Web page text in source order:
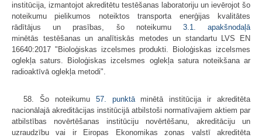
institūcija, izmantojot akreditētu testēšanas laboratoriju un ievērojot šo
noteikumu pielikumos noteiktos transporta enerģijas kvalitātes
rādītājus un prasības, šo noteikumu 3.1. apakšnodaļā
minētās testēšanas un analītiskās metodes un standartu LVS EN
16640:2017 "Bioloģiskas izcelsmes produkti. Bioloģiskas izcelsmes
oglekļa saturs. Bioloģiskas izcelsmes oglekļa satura noteikšana ar
radioaktīvā oglekļa metodi".
58. Šo noteikumu 57. punktāminētā institūcija ir akreditēta
nacionālajā akreditācijas institūcijā atbilstoši normatīvajiem aktiem par
atbilstības novērtēšanas institūciju novērtēšanu, akreditāciju un
uzraudzību vai ir Eiropas Ekonomikas zonas valstī akreditēta